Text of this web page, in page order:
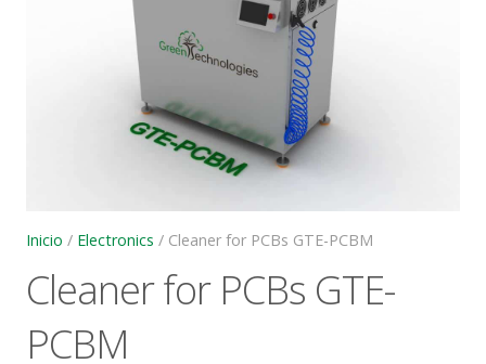
Inicio / Electronics / Cleaner for PCBs GTE-PCBM
Cleaner for PCBs GTE-
PCBM